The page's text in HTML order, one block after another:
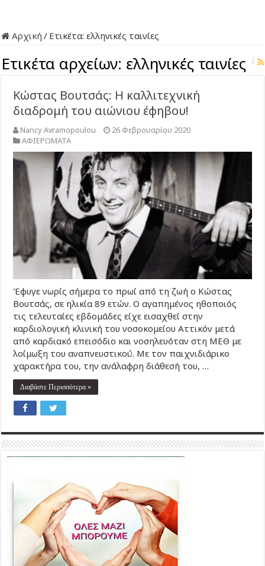
Αρχική / Ετικέτα:ελληνικές ταινίες
Ετικέτα αρχείων: ελληνικές ταινίες
Κώστας Βουτσάς: Η καλλιτεχνική
διαδρομή του αιώνιου έφηβου!
Nancy Avramopoulou
26 Φεβρουαρίου 2020
ΑΦΙΕΡΩΜΑΤΑ
Έφυγε νωρίς σήμερα το πρωί από τη ζωή ο Κώστας
Βουτσάς, σε ηλικία 89 ετών. Ο αγαπημένος ηθοποιός
τις τελευταίες εβδομάδες είχε εισαχθεί στην
καρδιολογική κλινική του νοσοκομείου Αττικόν μετά
από καρδιακό επεισόδιο και νοσηλευόταν στη ΜΕΘ με
λοίμωξη του αναπνευστικού. Με τον παιχνιδιάρικo
χαρακτήρα του, την ανάλαφρη διάθεσή του, …
Διαβάστε Περισσότερα »